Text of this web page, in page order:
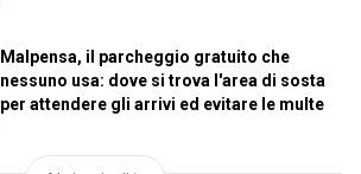
Malpensa, il parcheggio gratuito che
nessuno usa: dove si trova l'area di sosta
per attendere gli arrivi ed evitare le multe